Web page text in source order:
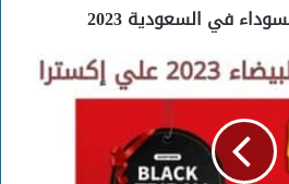
في السعودية 2023